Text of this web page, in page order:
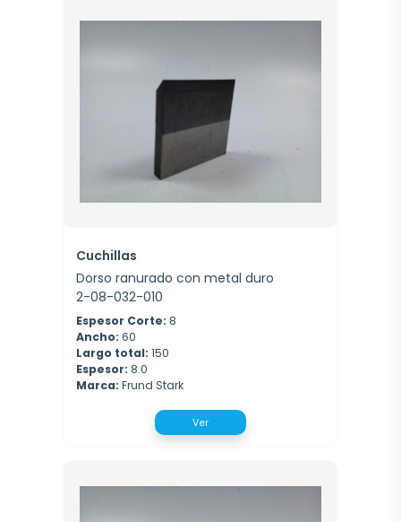
Cuchillas
Dorso ranurado con metal duro
2-08-032-010
Espesor Corte: 8
Ancho: 60
Largo total: 150
Espesor: 8.0
Marca: Frund Stark
Ver